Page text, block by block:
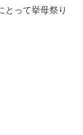
とって挙母祭り